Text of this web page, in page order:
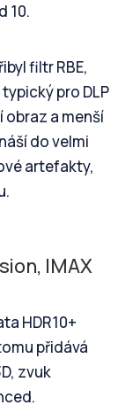
10.
filtr RBE,
pro DLP
a menší
do velmi
artefakty,
IMAX
HDR10+
přidává
zvuk